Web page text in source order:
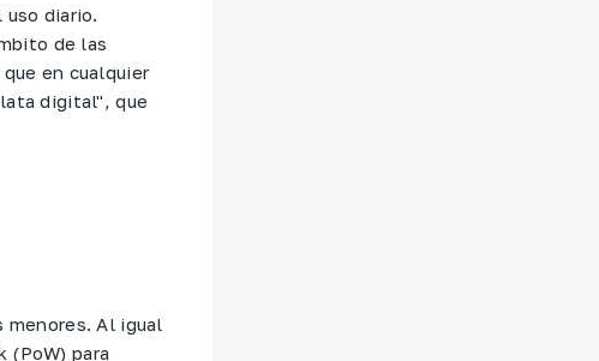
diario.
de las
en cualquier
digital", que
menores. Al igual
para